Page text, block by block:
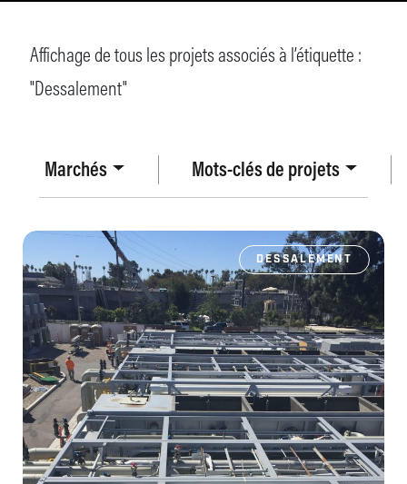
Marchés Mots-clés de projets
Affichage de tous les projets associés à l’étiquette :
"Dessalement"
DESSALEMENT